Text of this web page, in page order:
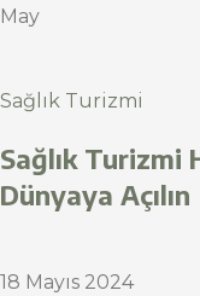
May
Sağlık Turizmi
Sağlık Turizmi
Dünyaya Açılın
18 Mayıs 2024